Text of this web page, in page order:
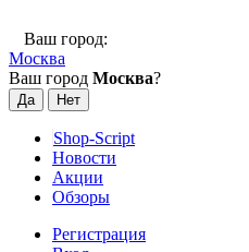
Ваш город:
Москва
Ваш город Москва?
Shop-Script
Новости
Акции
Обзоры
Регистрация